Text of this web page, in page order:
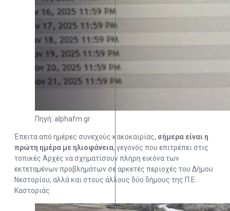
Πηγή: alphafm.gr
Έπειτα από ημέρες συνεχούς κακοκαιρίας, σήμερα είναι η
πρώτη ημέρα με ηλιοφάνεια, γεγονός που επιτρέπει στις
τοπικές Αρχές να σχηματίσουν πλήρη εικόνα των
εκτεταμένων προβλημάτων σε αρκετές περιοχές του Δήμου
Νεστορίου, αλλά και στους άλλους δύο δήμους της Π.Ε.
Καστοριάς.